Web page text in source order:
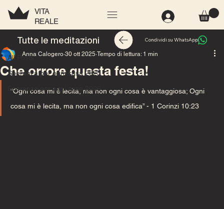
VITA
REALE
All Posts
Speranza per ogni casa 2025
Speranza per ogni casa 2026
All Posts
Che orrore questa festa!
Anna Calogero 30 ott 2025 Tempo di lettura: 1 min
“Ogni cosa mi è lecita, ma non ogni cosa è vantaggiosa; Ogni
cosa mi è lecita, ma non ogni cosa edifica” - 1 Corinzi 10:23
Tutte le meditazioni Condividi su WhatsApp